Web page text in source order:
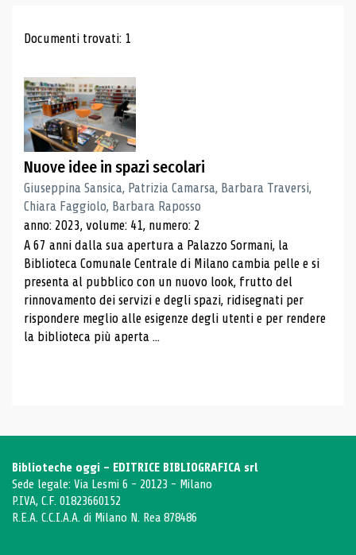
Risultati di ricerca
Documenti trovati: 1
Nuove idee in spazi secolari
Giuseppina Sansica, Patrizia Camarsa, Barbara Traversi,
Chiara Faggiolo, Barbara Raposso
anno: 2023, volume: 41, numero: 2
A 67 anni dalla sua apertura a Palazzo Sormani, la
Biblioteca Comunale Centrale di Milano cambia pelle e si
presenta al pubblico con un nuovo look, frutto del
rinnovamento dei servizi e degli spazi, ridisegnati per
rispondere meglio alle esigenze degli utenti e per rendere
la biblioteca più aperta ...
Biblioteche oggi - EDITRICE BIBLIOGRAFICA srl
Sede legale: Via Lesmi 6 - 20123 - Milano
P.IVA, C.F. 01823660152
R.E.A. C.C.I.A.A. di Milano N. Rea 878486